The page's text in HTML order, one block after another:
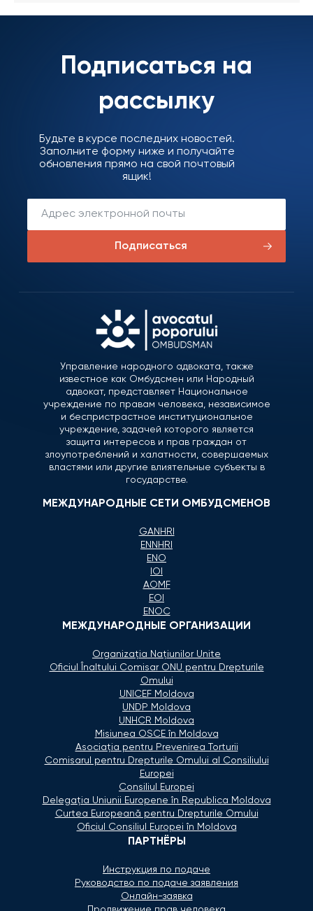
Подписаться на
рассылку
Будьте в курсе последних новостей.
Заполните форму ниже и получайте
обновления прямо на свой почтовый
ящик!
Подписаться
Управление народного адвоката, также
известное как Омбудсмен или Народный
адвокат, представляет Национальное
учреждение по правам человека, независимое
и беспристрастное институциональное
учреждение, задачей которого является
защита интересов и прав граждан от
злоупотреблений и халатности, совершаемых
властями или другие влиятельные субъекты в
государстве.
МЕЖДУНАРОДНЫЕ СЕТИ ОМБУДСМЕНОВ
GANHRI
ENNHRI
ENO
IOI
AOMF
EOI
ENOC
МЕЖДУНАРОДНЫЕ ОРГАНИЗАЦИИ
Organizaţia Naţiunilor Unite
Oficiul Înaltului Comisar ONU pentru Drepturile
Omului
UNICEF Moldova
UNDP Moldova
UNHCR Moldova
Misiunea OSCE în Moldova
Asociaţia pentru Prevenirea Torturii
Comisarul pentru Drepturile Omului al Consiliului
Europei
Consiliul Europei
Delegaţia Uniunii Europene în Republica Moldova
Curtea Europeană pentru Drepturile Omului
Oficiul Consiliul Europei în Moldova
ПАРТНЁРЫ
Инструкция по подаче
Руководство по подаче заявления
Онлайн-заявка